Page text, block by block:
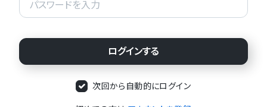
次回から自動的にログイン